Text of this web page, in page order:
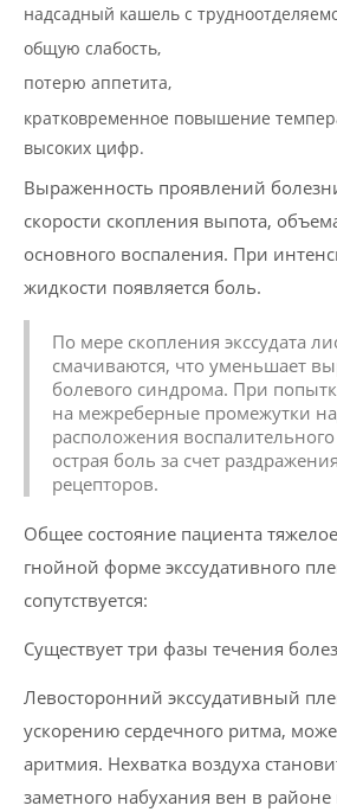
надсадный кашель с
общую слабость,
потерю аппетита,
кратковременное повышение
высоких цифр.
Выраженность проявлений
скорости скопления выпота,
основного воспаления. При
жидкости появляется боль.
По мере скопления экссудата
смачиваются, что уменьшает
болевого синдрома. При
на межреберные промежутки
расположения
острая боль за счет
рецепторов.
Общее состояние пациента
гнойной форме экссудативного
сопутствуется:
Существует три фазы течения
Левосторонний экссудативный
ускорению сердечного ритма,
аритмия. Нехватка воздуха
заметного набухания вен в